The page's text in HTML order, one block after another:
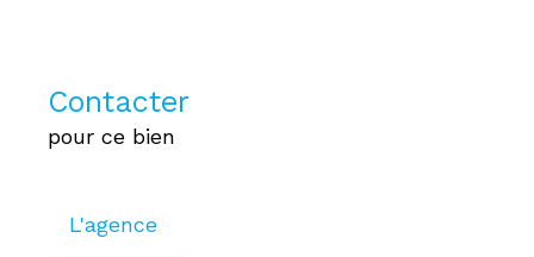
Contacter
pour ce bien
L'agence